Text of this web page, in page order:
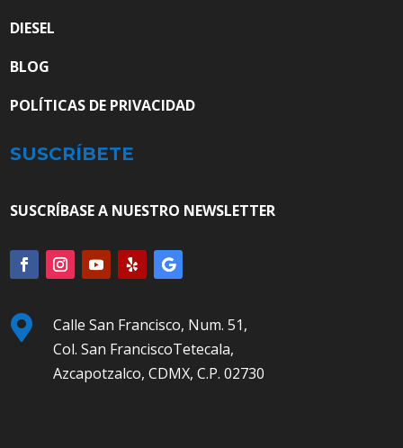
DIESEL
BLOG
POLÍTICAS DE PRIVACIDAD
SUSCRÍBETE
SUSCRÍBASE A NUESTRO NEWSLETTER

Calle San Francisco, Num. 51,
Col. San FranciscoTetecala,
Azcapotzalco, CDMX, C.P. 02730